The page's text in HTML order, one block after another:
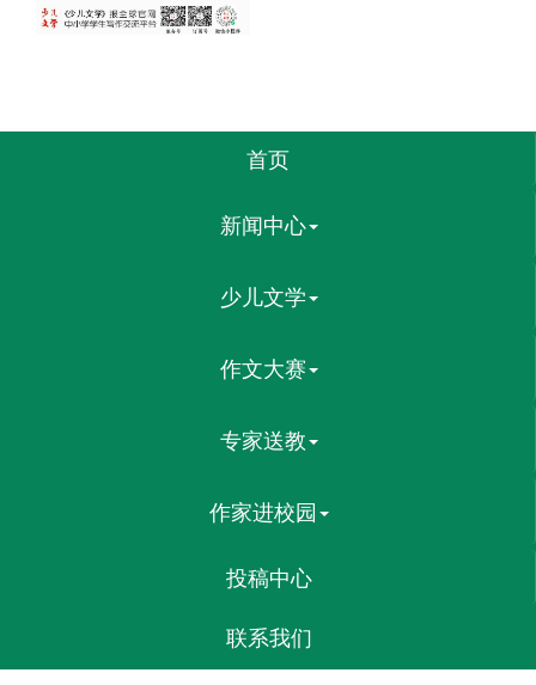
首页
新闻中心
少儿文学
作文大赛
专家送教
作家进校园
投稿中心
联系我们